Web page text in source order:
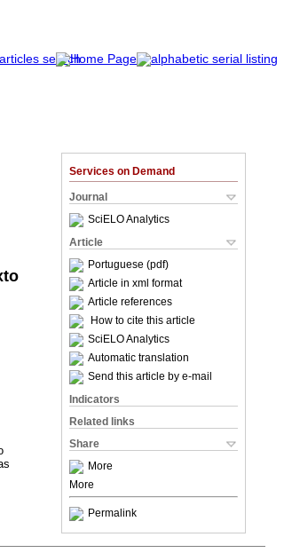
Services on Demand
Journal
SciELO Analytics
Article
Portuguese (pdf)
Article in xml format
Article references
How to cite this article
SciELO Analytics
Automatic translation
Send this article by e-mail
Indicators
Related links
Share
More
More
Permalink